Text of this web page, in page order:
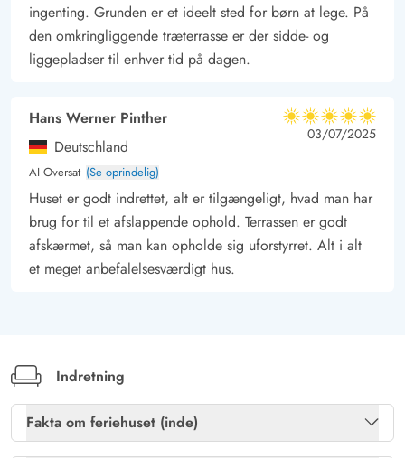
ingenting. Grunden er et ideelt sted for børn at lege. På
den omkringliggende træterrasse er der sidde- og
liggepladser til enhver tid på dagen.
Hans Werner Pinther
Deutschland
AI Oversat (Se oprindelig)
5 ud af 5
5 ud af 5
5 out of 5
03/07/2025
Huset er godt indrettet, alt er tilgængeligt, hvad man har
brug for til et afslappende ophold. Terrassen er godt
afskærmet, så man kan opholde sig uforstyrret. Alt i alt
et meget anbefalelsesværdigt hus.
Indretning
Fakta om feriehuset (inde)